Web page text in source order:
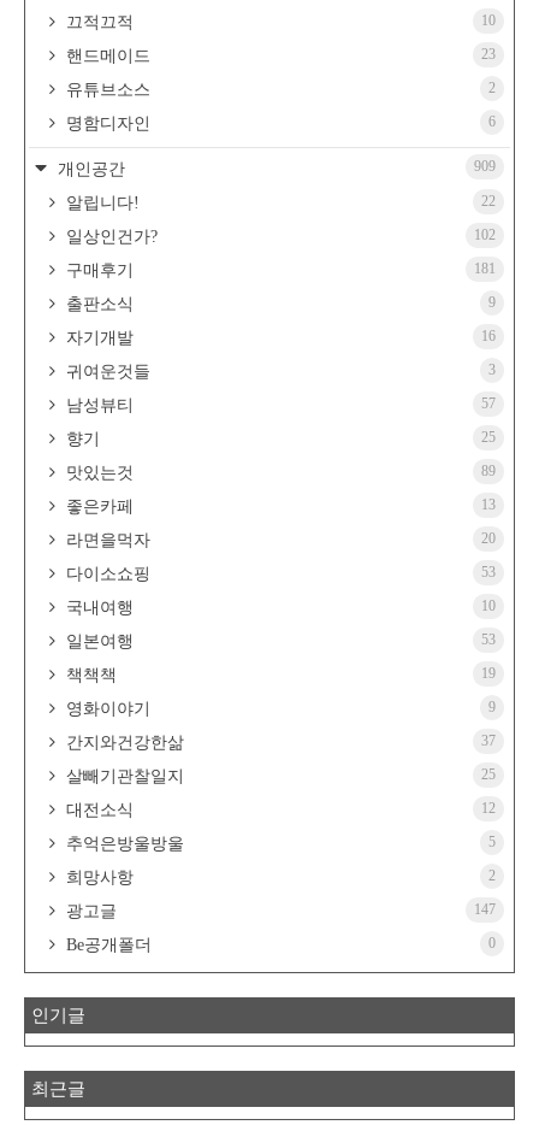
끄적끄적 10
핸드메이드 23
유튜브소스 2
명함디자인 6
개인공간 909
알립니다! 22
일상인건가? 102
구매후기 181
출판소식 9
자기개발 16
귀여운것들 3
남성뷰티 57
향기 25
맛있는것 89
좋은카페 13
라면을먹자 20
다이소쇼핑 53
국내여행 10
일본여행 53
책책책 19
영화이야기 9
간지와건강한삶 37
살빼기관찰일지 25
대전소식 12
추억은방울방울 5
희망사항 2
광고글 147
Be공개폴더 0
인기글
최근글